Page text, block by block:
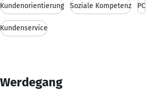
Kundenorientierung Soziale Kompetenz PC
Kundenservice
Werdegang